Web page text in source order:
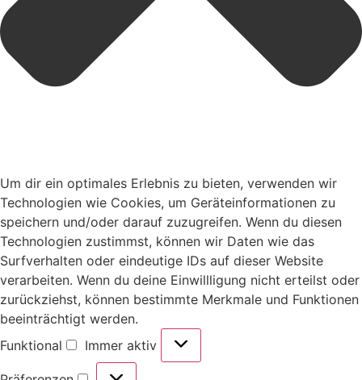
Um dir ein optimales Erlebnis zu bieten, verwenden wir
Technologien wie Cookies, um Geräteinformationen zu
speichern und/oder darauf zuzugreifen. Wenn du diesen
Technologien zustimmst, können wir Daten wie das
Surfverhalten oder eindeutige IDs auf dieser Website
verarbeiten. Wenn du deine Einwillligung nicht erteilst oder
zurückziehst, können bestimmte Merkmale und Funktionen
beeinträchtigt werden.
Funktional
Immer aktiv